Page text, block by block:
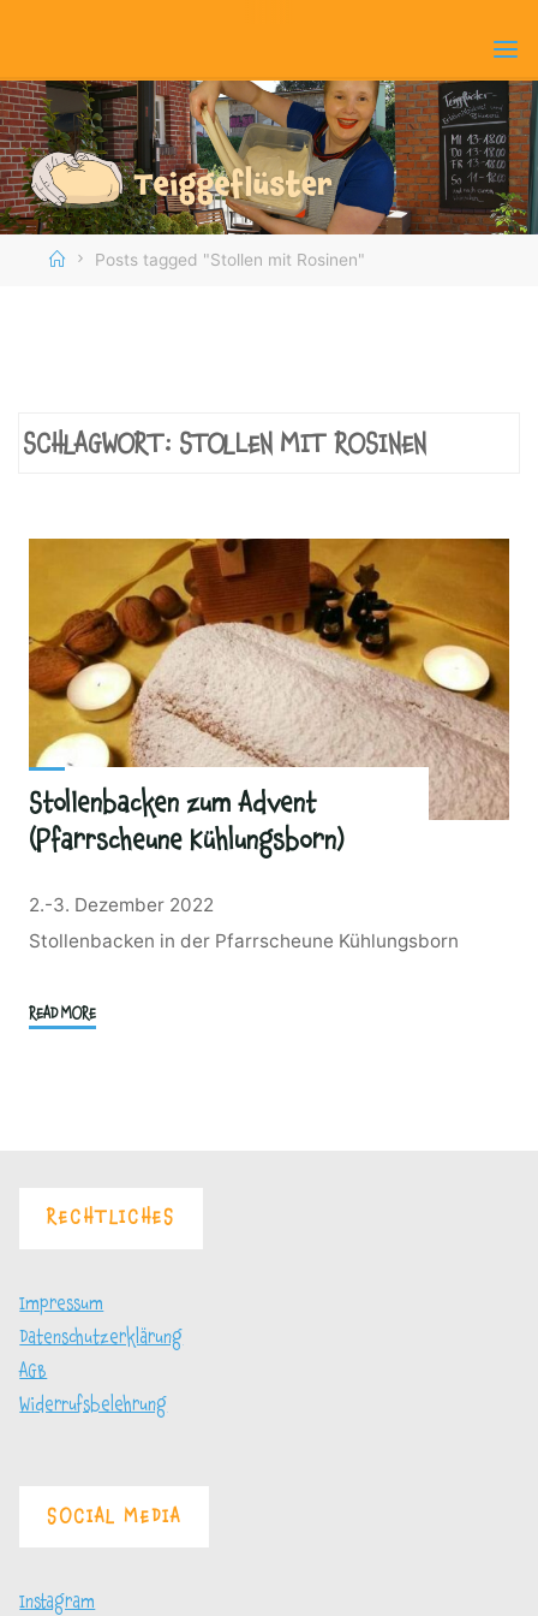
content
HomePosts tagged "Stollen mit Rosinen"
SCHLAGWORT: STOLLEN MIT ROSINEN
Stollenbacken zum Advent
(Pfarrscheune Kühlungsborn)
2.-3. Dezember 2022
Stollenbacken in der Pfarrscheune Kühlungsborn
READ MORE"Stollenbacken
RECHTLICHES
Impressum
Datenschutzerklärung
AGB
Widerrufsbelehrung
SOCIAL MEDIA
Instagram